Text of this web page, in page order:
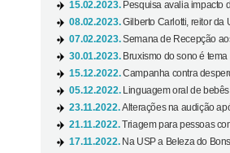
15.02.2023. Pesquisa avalia impacto
08.02.2023.Gilberto Carlotti, reitor da
07.02.2023.Semana de Recepção
30.01.2023. Bruxismo do sono é
15.12.2022.Campanha contra
05.12.2022.
Linguagem oral de
23.11.2022.Alterações na audição
21.11.2022.Triagem para pessoas
17.11.2022. Na USP a Beleza do